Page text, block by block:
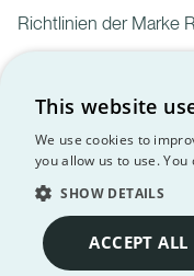
Richtlinien der Marke
Privacy
Policy
Marken sind Eigentum
This website
We use cookies to
you allow us to use.
SHOW DETAILS
ACCEPT ALL